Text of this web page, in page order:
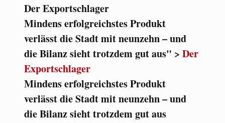
Der Exportschlager
Mindens erfolgreichstes Produkt
verlässt die Stadt mit neunzehn – und
die Bilanz sieht trotzdem gut aus" > Der
Exportschlager
Mindens erfolgreichstes Produkt
verlässt die Stadt mit neunzehn – und
die Bilanz sieht trotzdem gut aus